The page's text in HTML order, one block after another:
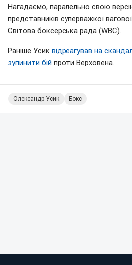
Нагадаємо, паралельно свою
представників суперважкої
Світова боксерська рада (WBC).
Раніше Усик відреагував на
зупинити бій проти Верховена.
Олександр Усик Бокс